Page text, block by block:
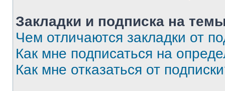
Закладки и подписка на
Чем отличаются закладки от
Как мне подписаться на
Как мне отказаться от